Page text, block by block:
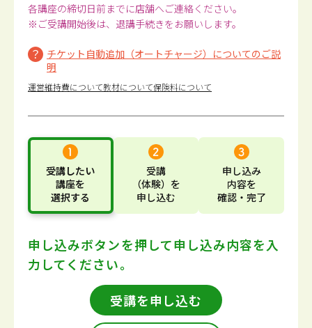
各講座の締切日前までに店舗へご連絡ください。
※ご受講開始後は、退講手続きをお願いします。
チケット自動追加（オートチャージ）についてのご説
明
運営維持費について教材について保険料について
受講したい
講座を
選択する
受講
（体験） を
申し込む
申し込み
内容を
確認・完了
申し込みボタンを押して申し込み内容を入
力してください。
受講を申し込む